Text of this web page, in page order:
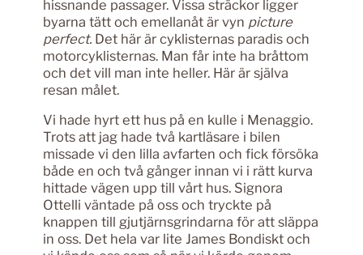
hissnande passager. Vissa sträckor ligger
byarna tätt och emellanåt är vyn picture
perfect. Det här är cyklisternas paradis och
motorcyklisternas. Man får inte ha bråttom
och det vill man inte heller. Här är själva
resan målet.
Vi hade hyrt ett hus på en kulle i Menaggio.
Trots att jag hade två kartläsare i bilen
missade vi den lilla avfarten och fick försöka
både en och två gånger innan vi i rätt kurva
hittade vägen upp till vårt hus. Signora
Ottelli väntade på oss och tryckte på
knappen till gjutjärnsgrindarna för att släppa
in oss. Det hela var lite James Bondiskt och